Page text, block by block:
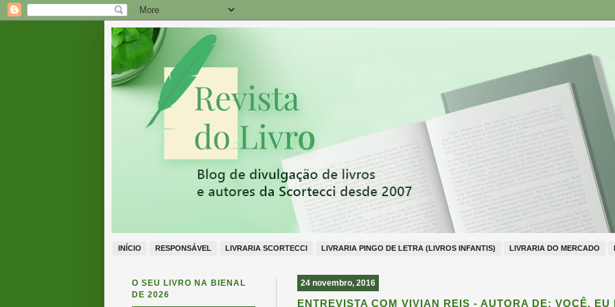
INÍCIO RESPONSÁVEL LIVRARIA SCORTECCI LIVRARIA PINGO DE LETRA (LIVROS INFANTIS) LIVRARIA DO MERCADO
24 novembro, 2016
ENTREVISTA COM VIVIAN REIS - AUTORA DE: VOCÊ, EU
O SEU LIVRO NA BIENAL
DE 2026